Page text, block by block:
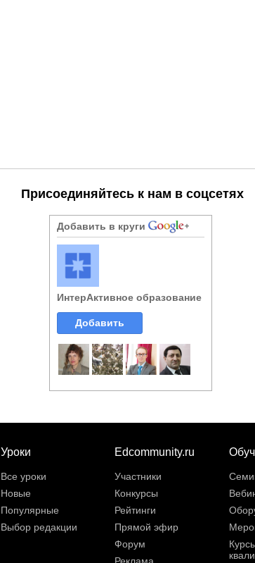
Присоединяйтесь к нам в соцсетях
Добавить в круги
ИнтерАктивное образование
Добавить
Уроки
Все уроки
Новые
Популярные
Выбор редакции
Edcommunity.ru
Участники
Конкурсы
Рейтинги
Прямой эфир
Форум
Реклама